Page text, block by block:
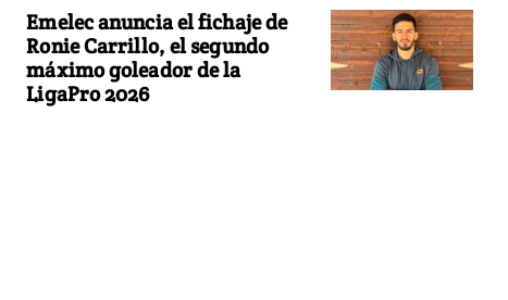
Emelec anuncia el fichaje de
Ronie Carrillo, el segundo
máximo goleador de la
LigaPro 2026